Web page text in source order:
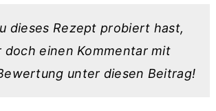
dieses Rezept probiert hast,
doch einen Kommentar mit
unter diesen Beitrag!